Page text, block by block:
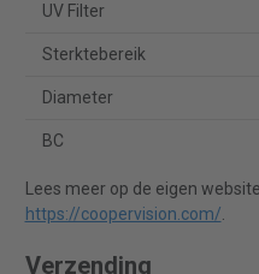
UV Filter
Sterktebereik
Diameter
BC
Lees meer op de eigen
https://coopervision.com/.
Verzending